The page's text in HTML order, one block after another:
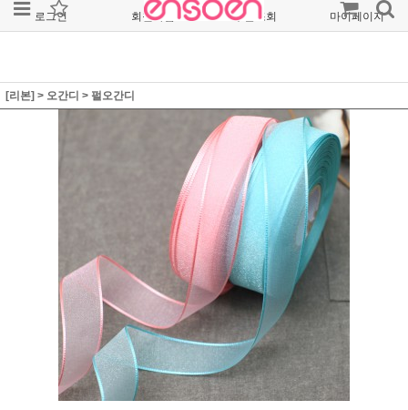
로그인 회원가입 주문조회 마이페이지
[리본] > 오간디 > 펄오간디